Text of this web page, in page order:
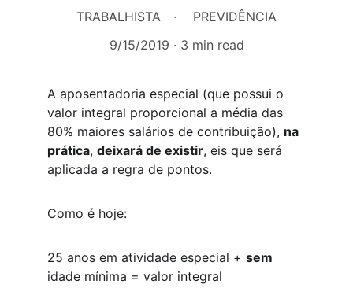
TRABALHISTA
PREVIDÊNCIA
9/15/2019
3 min read
A aposentadoria especial (que possui o
valor integral proporcional a média das
80% maiores salários de contribuição), na
prática, deixará de existir, eis que será
aplicada a regra de pontos.
Como é hoje:
25 anos em atividade especial + sem
idade mínima = valor integral